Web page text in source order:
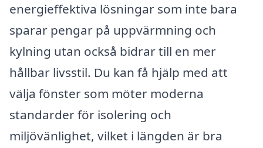
energieffektiva lösningar som inte bara
sparar pengar på uppvärmning och
kylning utan också bidrar till en mer
hållbar livsstil. Du kan få hjälp med att
välja fönster som möter moderna
standarder för isolering och
miljövänlighet, vilket i längden är bra